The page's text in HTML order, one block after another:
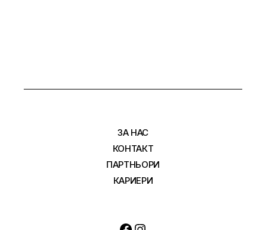
ЗА НАС
КОНТАКТ
ПАРТНЬОРИ
КАРИЕРИ